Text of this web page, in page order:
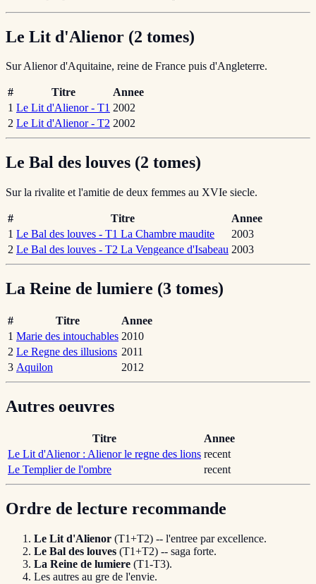
Le Lit d'Alienor (2 tomes)
Sur Alienor d'Aquitaine, reine de France puis d'Angleterre.
# Titre
Annee
1 Le Lit d'Alienor - T1 2002
2 Le Lit d'Alienor - T2 2002
Le Bal des louves (2 tomes)
Sur la rivalite et l'amitie de deux femmes au XVIe siecle.
# Titre
Annee
1 Le Bal des louves - T1 La Chambre maudite
2003
2 Le Bal des louves - T2 La Vengeance d'Isabeau 2003
La Reine de lumiere (3 tomes)
# Titre
Annee
1 Marie des intouchables 2010
2 Le Regne des illusions 2011
3 Aquilon 2012
Autres oeuvres
Titre
Annee
Le Lit d'Alienor : Alienor le regne des lions recent
Le Templier de l'ombre
recent
Ordre de lecture recommande
Le Lit d'Alienor (T1+T2) -- l'entree par excellence.
Le Bal des louves (T1+T2) -- saga forte.
La Reine de lumiere (T1-T3).
Les autres au gre de l'envie.